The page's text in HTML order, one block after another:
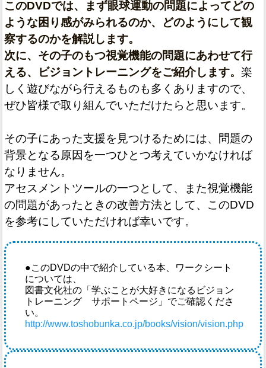
このDVDでは、まず眼球運動の問題によってどの
ような困り感がみられるのか、どのようにして観
察するのかを解説します。
次に、その子のもつ視覚機能の問題にあわせて行
える、ビジョントレーニングをご紹介します。 楽
しく遊びながら行えるものも多くありますので、
ぜひ皆様で取り組んでいただけたらと思います。
その子にあった支援を見つけるためには、問題の
背景となる原因を一つひとつ考えていかなければ
なりません。
アセスメントツールの一つとして、また視覚機能
の問題があったときの改善方法として、このDVD
を参考にしていただければ幸いです。
●このDVDの中で紹介している本、ワークシート
については、
図書文化社の「学ぶことが大好きになるビジョン
トレーニング サポートページ」でご確認くださ
い。
http://www.toshobunka.co.jp/books/vision/vision.php